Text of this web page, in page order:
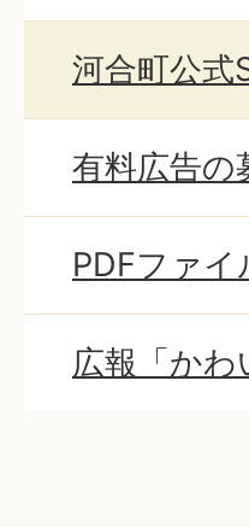
河合町公式
有料広告の
PDFファイ
広報「かわ